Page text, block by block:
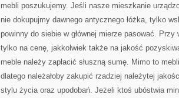
mebli poszukujemy. Jeśli nasze mieszkanie
nie dokupujmy dawnego antycznego łóżka, tylko
powinny do siebie w głównej mierze pasować.
tylko na cenę, jakkolwiek także na jakość
meble należy zapłacić słuszną sumę. Mimo to
dlatego należałoby zakupić rzadziej należytej
stylu życia oraz upodobań. Jeżeli ktoś ubóstwia